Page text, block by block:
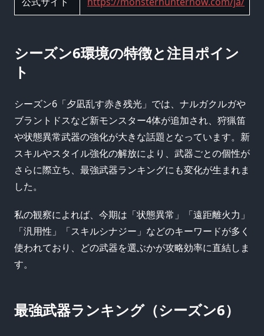
シーズン6環境の特徴と注目ポイン
ト
シーズン6「夕凪乱す赤き残光」では、ナルガクルガや
ブラントドスなど新モンスター4体が追加され、狩猟笛
や状態異常武器の強化が大きな話題となっています。新
スキルやスタイル強化の解放により、武器ごとの個性が
さらに際立ち、最強武器ランキングにも変化が生まれま
した。
私の観察によれば、今期は「状態異常」「遠距離火力」
「汎用性」「スキルシナジー」などのキーワードが多く
使われており、どの武器を選ぶかが攻略効率に直結しま
す。
最強武器ランキング（シーズン6）